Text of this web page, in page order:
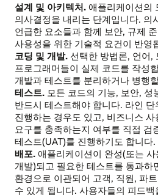
설계 및 아키텍처. 애플리케이션의
의사결정을 내리는 단계입니다. 의
언급한 요소들과 함께 보안, 규제
사용성을 위한 기술적 요건이 반영
코딩 및 개발. 선택한 방법론, 언어,
프로그래머들이 실제 코드를 작성
개발과 테스트를 분리하거나 병행
테스트. 모든 코드의 기능, 보안, 성
반드시 테스트해야 합니다. 라인
진행하는 경우도 있고, 비즈니스
요구를 충족하는지 여부를 직접 검
테스트(UAT)를 진행하기도 합니다.
배포. 애플리케이션이 완성(또는
개발)되고 필요한 테스트를 통과하
환경으로 이관되어 고객, 직원, 파
수 있게 됩니다. 사용자들의 피드